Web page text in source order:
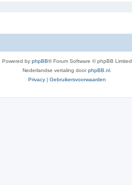
Powered by phpBB® Forum Software © phpBB Limited
Nederlandse vertaling doorphpBB.nl
Privacy | Gebruikersvoorwaarden